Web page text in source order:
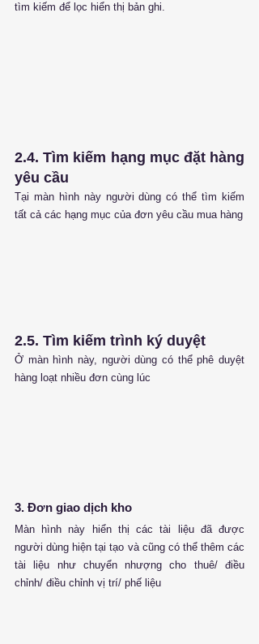
tìm kiếm để lọc hiển thị bản ghi.
2.4. Tìm kiếm hạng mục đặt hàng
yêu cầu
Tại màn hình này người dùng có thể tìm kiếm
tất cả các hạng mục của đơn yêu cầu mua hàng
2.5. Tìm kiếm trình ký duyệt
Ở màn hình này, người dùng có thể phê duyệt
hàng loạt nhiều đơn cùng lúc
3. Đơn giao dịch kho
Màn hình này hiển thị các tài liệu đã được
người dùng hiện tại tạo và cũng có thể thêm các
tài liệu như chuyển nhượng cho thuê/ điều
chỉnh/ điều chỉnh vị trí/ phế liệu